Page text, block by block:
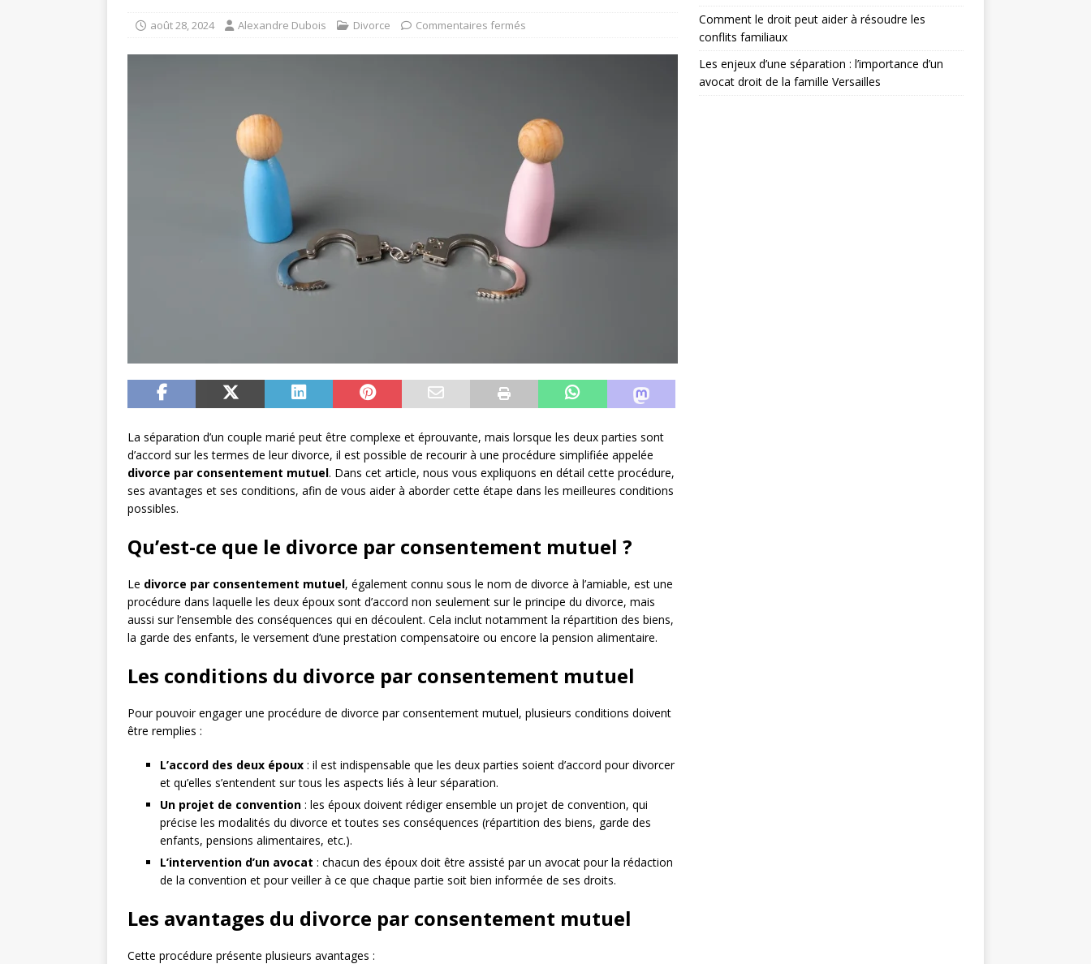
août 28, 2024 Alexandre Dubois Divorce Commentaires fermés
La séparation d’un couple marié peut être complexe et éprouvante, mais lorsque les deux parties sont
d’accord sur les termes de leur divorce, il est possible de recourir à une procédure simplifiée appelée
divorce par consentement mutuel. Dans cet article, nous vous expliquons en détail cette procédure,
ses avantages et ses conditions, afin de vous aider à aborder cette étape dans les meilleures conditions
possibles.
Qu’est-ce que le divorce par consentement mutuel ?
Le divorce par consentement mutuel, également connu sous le nom de divorce à l’amiable, est une
procédure dans laquelle les deux époux sont d’accord non seulement sur le principe du divorce, mais
aussi sur l’ensemble des conséquences qui en découlent. Cela inclut notamment la répartition des biens,
la garde des enfants, le versement d’une prestation compensatoire ou encore la pension alimentaire.
Les conditions du divorce par consentement mutuel
Pour pouvoir engager une procédure de divorce par consentement mutuel, plusieurs conditions doivent
être remplies :
L’accord des deux époux : il est indispensable que les deux parties soient d’accord pour divorcer
et qu’elles s’entendent sur tous les aspects liés à leur séparation.
Un projet de convention : les époux doivent rédiger ensemble un projet de convention, qui
précise les modalités du divorce et toutes ses conséquences (répartition des biens, garde des
enfants, pensions alimentaires, etc.).
L’intervention d’un avocat : chacun des époux doit être assisté par un avocat pour la rédaction
de la convention et pour veiller à ce que chaque partie soit bien informée de ses droits.
Les avantages du divorce par consentement mutuel
Cette procédure présente plusieurs avantages :
Comment le droit peut aider à résoudre les
conflits familiaux
Les enjeux d’une séparation : l’importance d’un
avocat droit de la famille Versailles